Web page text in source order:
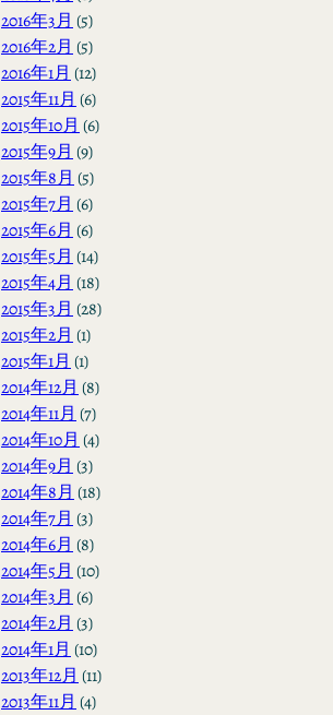
2016年3月 (5)
2016年2月 (5)
2016年1月 (12)
2015年11月 (6)
2015年10月 (6)
2015年9月 (9)
2015年8月 (5)
2015年7月 (6)
2015年6月 (6)
2015年5月 (14)
2015年4月 (18)
2015年3月 (28)
2015年2月 (1)
2015年1月 (1)
2014年12月 (8)
2014年11月 (7)
2014年10月 (4)
2014年9月 (3)
2014年8月 (18)
2014年7月 (3)
2014年6月 (8)
2014年5月 (10)
2014年3月 (6)
2014年2月 (3)
2014年1月 (10)
2013年12月 (11)
2013年11月 (4)